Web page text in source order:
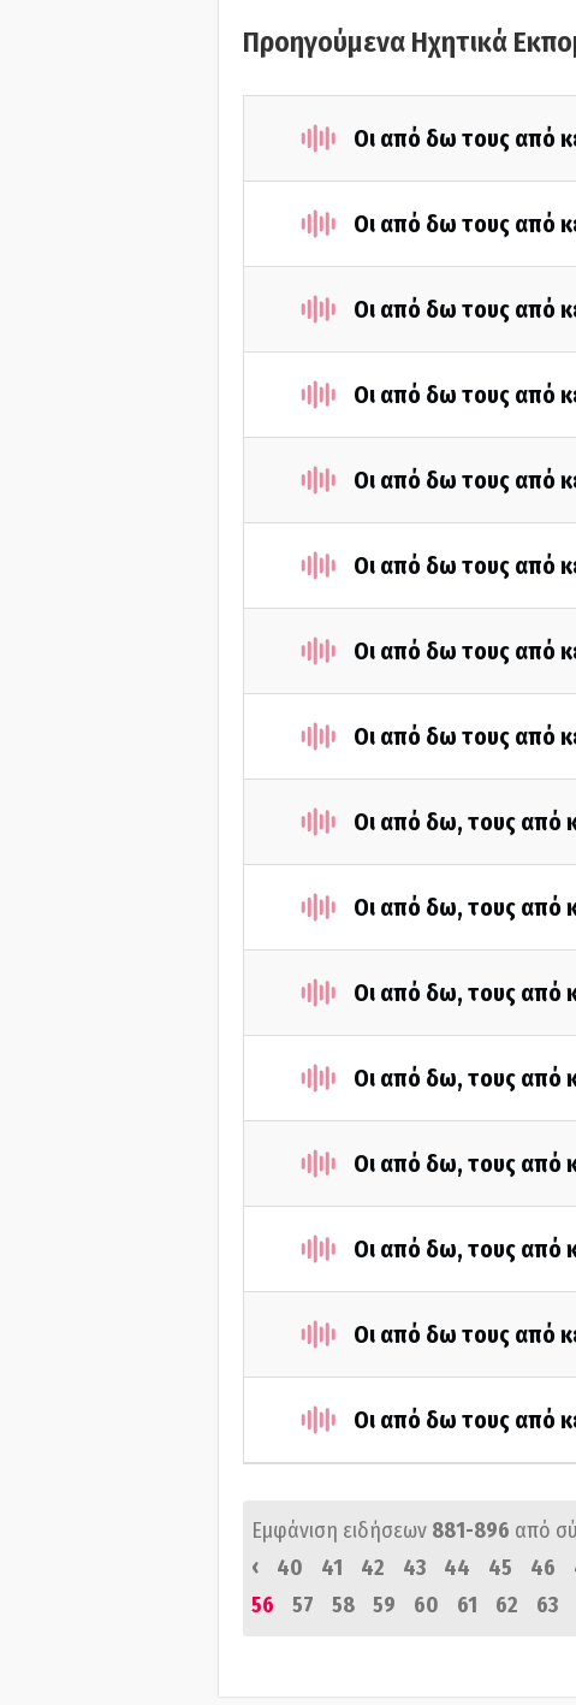
Προηγούμενα Ηχητικά
Οι από δω τους από
Οι από δω τους από
Οι από δω τους από
Οι από δω τους από
Οι από δω τους από
Οι από δω τους από
Οι από δω τους από
Οι από δω τους από
Οι από δω, τους από
Οι από δω, τους από
Οι από δω, τους από
Οι από δω, τους από
Οι από δω, τους από
Οι από δω, τους από
Οι από δω τους από
Οι από δω τους από
Εμφάνιση ειδήσεων 881-896 από
‹
40 41 42 43 44 45 46
56
57 58 59 60 61 62 63